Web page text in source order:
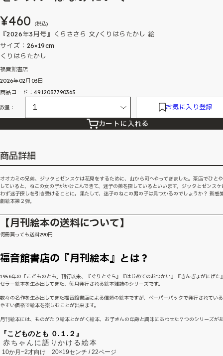
¥460 (税込)
『2026年3月号』くらささら 文/くりはらたかし 絵
サイズ：26×19cm
くりはらたかし
福音館書店
2026年02月03日
商品コード：4912037790365
数量： お気に入り登録
カートに入れる
商品詳細
オオカミの兄弟、ジッタとゼンスケは花見をするために、山から町へやってきました。茶店でひと
していると、ねこの女の子がかけこんできて、迷子の弟を探しているといいます。ジッタとゼンスケ
わず迷子探しを引き受けることに。果たして、迷子のねこの男の子は見つかるのでしょうか？ 新感
劇絵本第２弾。
【月刊絵本の送料について】
何冊買っても送料290円
福音館書店の『月刊絵本』とは？
1956年の「こどものとも」刊行以来、『ぐりとぐら』『はじめてのおつかい』『きんぎょがにげた
セラー絵本を生み出してきた、毎月発行される絵本雑誌のシリーズです。
数々の名作を生み出してきた福音館書店による信頼の絵本ですが、ペーパーバックで発行されてい
やすい価格で絵本を楽しむことが出来ます。
月刊絵本には、ものがたり絵本とかがく絵本、お子さんの年齢と興味にあわせた７つのシリーズが
『こどものとも ０.１.２』
赤ちゃんに語りかける絵本
10か月~2才向け 20×19センチ / 22ページ